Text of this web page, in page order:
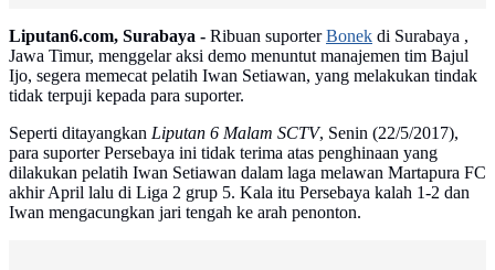
Liputan6.com, Surabaya - Ribuan suporterBonek di Surabaya ,
Jawa Timur, menggelar aksi demo menuntut manajemen tim Bajul
Ijo, segera memecat pelatih Iwan Setiawan, yang melakukan tindak
tidak terpuji kepada para suporter.
Seperti ditayangkan Liputan 6 Malam SCTV, Senin (22/5/2017),
para suporter Persebaya ini tidak terima atas penghinaan yang
dilakukan pelatih Iwan Setiawan dalam laga melawan Martapura FC
akhir April lalu di Liga 2 grup 5. Kala itu Persebaya kalah 1-2 dan
Iwan mengacungkan jari tengah ke arah penonton.